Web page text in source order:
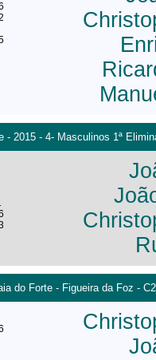
- 2015 - 4- Masculinos 1ª
do Forte - Figueira da Foz -